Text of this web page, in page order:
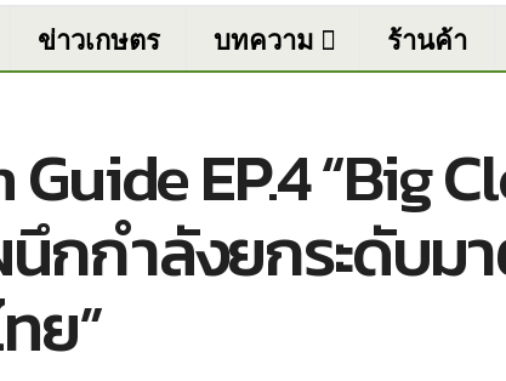
ข่าวเกษตร บทความ ร้านค้า
Guide EP.4 “Big
กกำลังยกระดับม
ย”